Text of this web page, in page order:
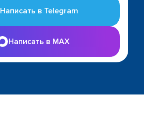
Написать в Telegram
Написать в MAX